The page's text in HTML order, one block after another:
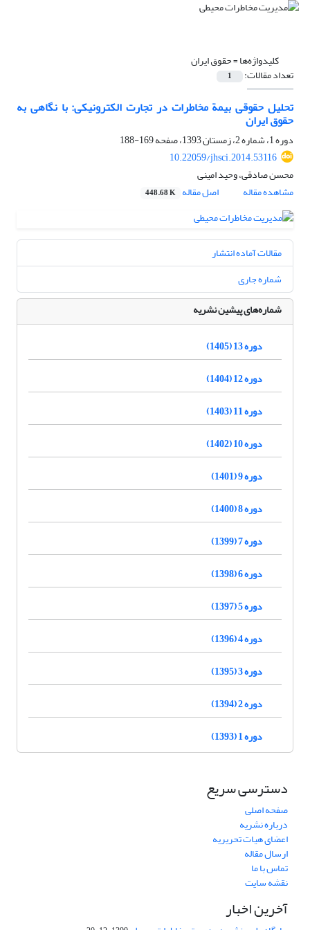
کلیدواژه‌ها =حقوق ایران
تعداد مقالات: 1
تحلیل حقوقی بیمة مخاطرات در تجارت الکترونیکی: با نگاهی به
حقوق ایران
دوره 1، شماره 2، زمستان 1393، صفحه
169-188
10.22059/jhsci.2014.53116
محسن صادقی، وحید امینی
مشاهده مقاله
اصل مقاله 448.68 K
مقالات آماده انتشار
شماره جاری
شماره‌های پیشین نشریه
دوره 13 (1405)
دوره 12 (1404)
دوره 11 (1403)
دوره 10 (1402)
دوره 9 (1401)
دوره 8 (1400)
دوره 7 (1399)
دوره 6 (1398)
دوره 5 (1397)
دوره 4 (1396)
دوره 3 (1395)
دوره 2 (1394)
دوره 1 (1393)
دسترسی سریع
صفحه اصلی
درباره نشریه
اعضای هیات تحریریه
ارسال مقاله
تماس با ما
نقشه سایت
آخرین اخبار